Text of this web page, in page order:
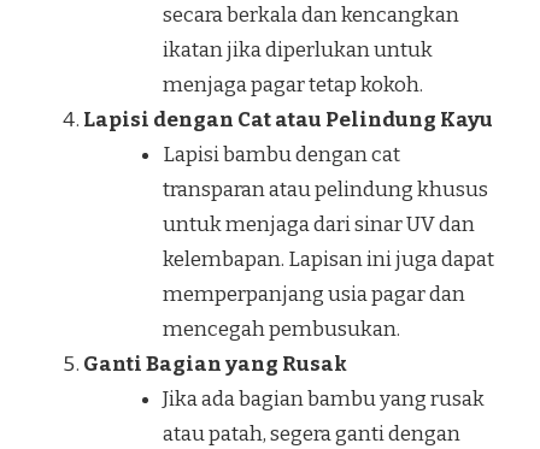
secara berkala dan kencangkan
ikatan jika diperlukan untuk
menjaga pagar tetap kokoh.
Lapisi dengan Cat atau Pelindung Kayu
Lapisi bambu dengan cat
transparan atau pelindung khusus
untuk menjaga dari sinar UV dan
kelembapan. Lapisan ini juga dapat
memperpanjang usia pagar dan
mencegah pembusukan.
Ganti Bagian yang Rusak
Jika ada bagian bambu yang rusak
atau patah, segera ganti dengan